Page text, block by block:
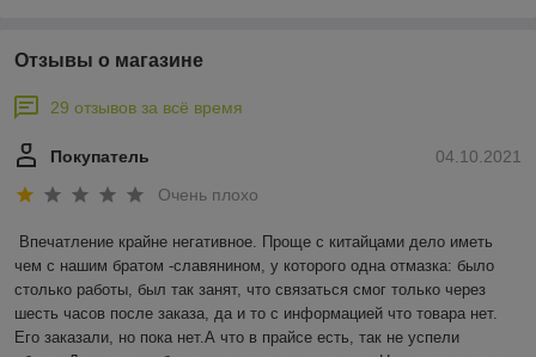
Отзывы о магазине
29 отзывов за всё время
04.10.2021
Покупатель
Очень плохо
Впечатление крайне негативное. Проще с китайцами дело иметь
чем с нашим братом -славянином, у которого одна отмазка: было
столько работы, был так занят, что связаться смог только через
шесть часов после заказа, да и то с информацией что товара нет.
Его заказали, но пока нет.А что в прайсе есть, так не успели